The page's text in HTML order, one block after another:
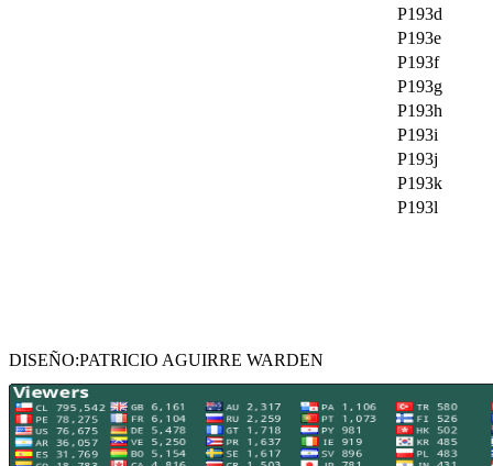
P193d
P193e
P193f
P193g
P193h
P193i
P193j
P193k
P193l
DISEÑO:PATRICIO AGUIRRE WARDEN